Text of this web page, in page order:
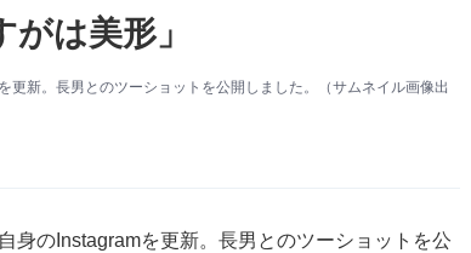
は美形」
新。長男とのツーショットを公開しました。（サムネイル画像出
身のInstagramを更新。長男とのツーショットを公